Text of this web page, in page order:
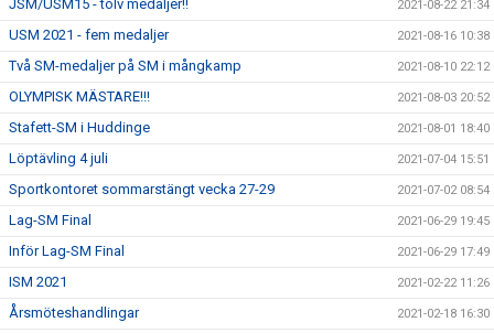
JSM/USM15 - tolv medaljer!! 2021-08-22 21:34
USM 2021 - fem medaljer 2021-08-16 10:38
Två SM-medaljer på SM i mångkamp 2021-08-10 22:12
OLYMPISK MÄSTARE!!! 2021-08-03 20:52
Stafett-SM i Huddinge 2021-08-01 18:40
Löptävling 4 juli 2021-07-04 15:51
Sportkontoret sommarstängt vecka 27-29 2021-07-02 08:54
Lag-SM Final 2021-06-29 19:45
Inför Lag-SM Final 2021-06-29 17:49
ISM 2021 2021-02-22 11:26
Årsmöteshandlingar 2021-02-18 16:30